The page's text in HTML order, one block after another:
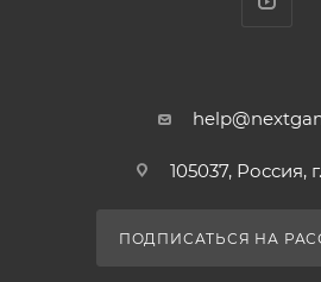
105037, Россия,
ПОДПИСАТЬСЯ НА